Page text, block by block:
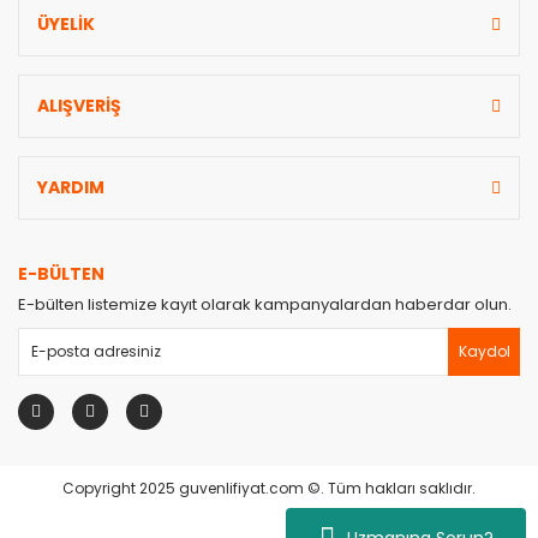
ÜYELİK
ALIŞVERİŞ
YARDIM
E-BÜLTEN
E-bülten listemize kayıt olarak kampanyalardan haberdar olun.
Kaydol
Copyright 2025 guvenlifiyat.com ©. Tüm hakları saklıdır.